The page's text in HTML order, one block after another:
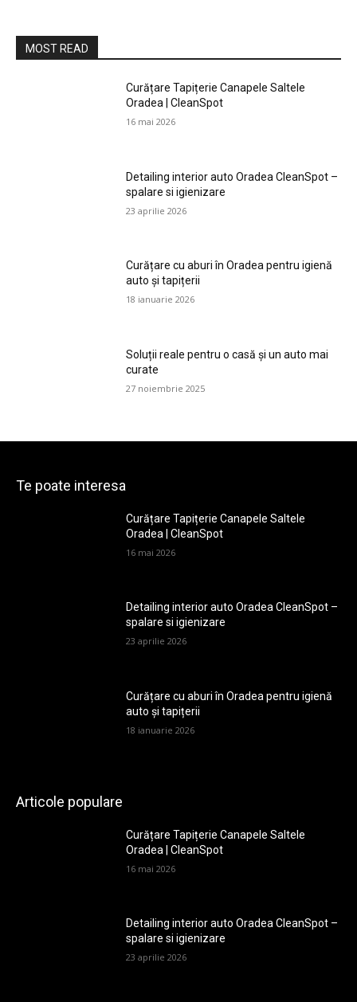
MOST READ
Curățare Tapițerie Canapele Saltele
Oradea | CleanSpot
16 mai 2026
Detailing interior auto Oradea CleanSpot –
spalare si igienizare
23 aprilie 2026
Curățare cu aburi în Oradea pentru igienă
auto și tapițerii
18 ianuarie 2026
Soluții reale pentru o casă și un auto mai
curate
27 noiembrie 2025
Te poate interesa
Curățare Tapițerie Canapele Saltele
Oradea | CleanSpot
16 mai 2026
Detailing interior auto Oradea CleanSpot –
spalare si igienizare
23 aprilie 2026
Curățare cu aburi în Oradea pentru igienă
auto și tapițerii
18 ianuarie 2026
Articole populare
Curățare Tapițerie Canapele Saltele
Oradea | CleanSpot
16 mai 2026
Detailing interior auto Oradea CleanSpot –
spalare si igienizare
23 aprilie 2026